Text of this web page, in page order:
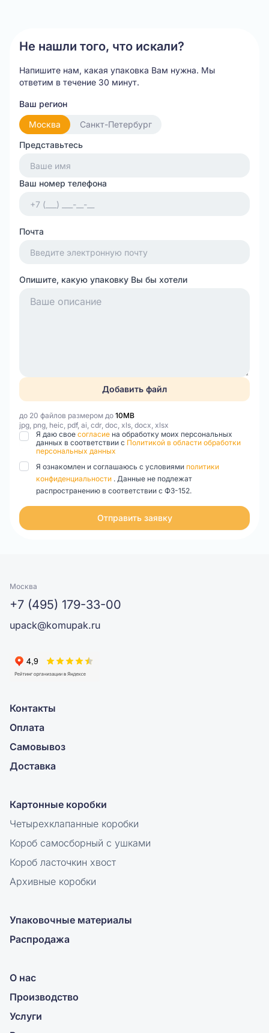
Не нашли того, что искали?
Напишите нам, какая упаковка Вам нужна. Мы
ответим в течение 30 минут.
Ваш регион
Москва
Санкт-Петербург
Представьтесь
Ваш номер телефона
Почта
Опишите, какую упаковку Вы бы хотели
Добавить файл
до 20 файлов размером до 10MB
jpg, png, heic, pdf, ai, cdr, doc, xls, docx, xlsx
Я даю свое согласие на обработку моих персональных
данных в соответствии с Политикой в области обработки
персональных данных
Я ознакомлен и соглашаюсь с условиями политики
конфиденциальности . Данные не подлежат
распространению в соответствии с ФЗ-152.
Отправить заявку
Москва
+7 (495) 179-33-00
upack@komupak.ru
Контакты
Оплата
Самовывоз
Доставка
Картонные коробки
Четырехклапанные коробки
Короб самосборный с ушками
Короб ласточкин хвост
Архивные коробки
Упаковочные материалы
Распродажа
О нас
Производство
Услуги